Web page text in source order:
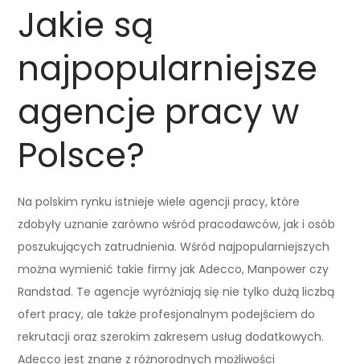
Jakie są
najpopularniejsze
agencje pracy w
Polsce?
Na polskim rynku istnieje wiele agencji pracy, które
zdobyły uznanie zarówno wśród pracodawców, jak i osób
poszukujących zatrudnienia. Wśród najpopularniejszych
można wymienić takie firmy jak Adecco, Manpower czy
Randstad. Te agencje wyróżniają się nie tylko dużą liczbą
ofert pracy, ale także profesjonalnym podejściem do
rekrutacji oraz szerokim zakresem usług dodatkowych.
Adecco jest znane z różnorodnych możliwości